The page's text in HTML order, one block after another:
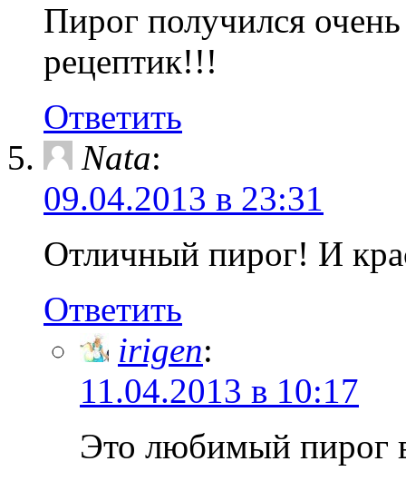
Пирог получился
рецептик!!!
Ответить
Nata:
09.04.2013 в 23:31
Отличный пирог! И
Ответить
irigen:
11.04.2013 в 10:17
Это любимый пирог